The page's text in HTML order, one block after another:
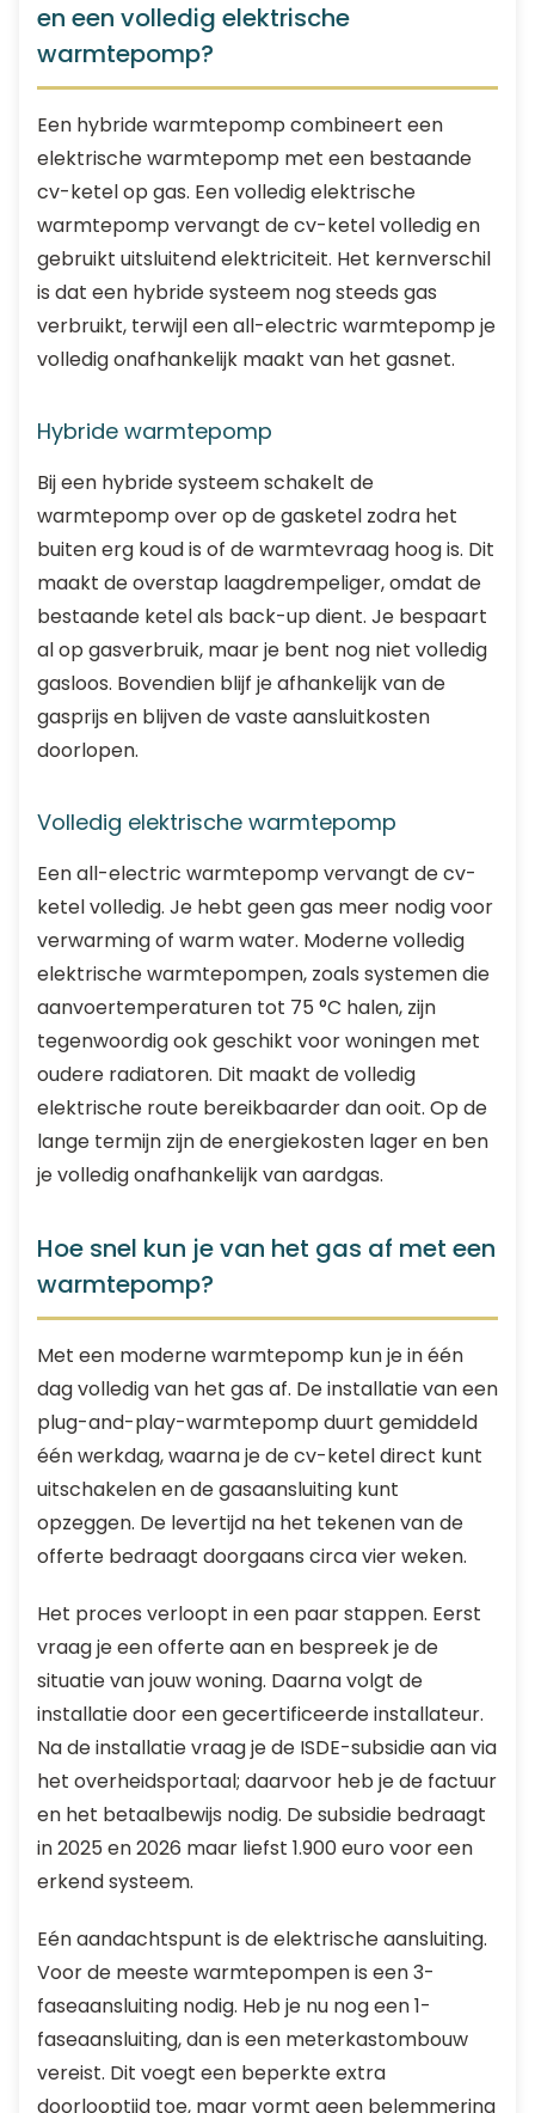
en een volledig elektrische
warmtepomp?
Een hybride warmtepomp combineert een
elektrische warmtepomp met een bestaande
cv-ketel op gas. Een volledig elektrische
warmtepomp vervangt de cv-ketel volledig en
gebruikt uitsluitend elektriciteit. Het kernverschil
is dat een hybride systeem nog steeds gas
verbruikt, terwijl een all-electric warmtepomp je
volledig onafhankelijk maakt van het gasnet.
Hybride warmtepomp
Bij een hybride systeem schakelt de
warmtepomp over op de gasketel zodra het
buiten erg koud is of de warmtevraag hoog is. Dit
maakt de overstap laagdrempeliger, omdat de
bestaande ketel als back-up dient. Je bespaart
al op gasverbruik, maar je bent nog niet volledig
gasloos. Bovendien blijf je afhankelijk van de
gasprijs en blijven de vaste aansluitkosten
doorlopen.
Volledig elektrische warmtepomp
Een all-electric warmtepomp vervangt de cv-
ketel volledig. Je hebt geen gas meer nodig voor
verwarming of warm water. Moderne volledig
elektrische warmtepompen, zoals systemen die
aanvoertemperaturen tot 75 °C halen, zijn
tegenwoordig ook geschikt voor woningen met
oudere radiatoren. Dit maakt de volledig
elektrische route bereikbaarder dan ooit. Op de
lange termijn zijn de energiekosten lager en ben
je volledig onafhankelijk van aardgas.
Hoe snel kun je van het gas af met een
warmtepomp?
Met een moderne warmtepomp kun je in één
dag volledig van het gas af. De installatie van een
plug-and-play-warmtepomp duurt gemiddeld
één werkdag, waarna je de cv-ketel direct kunt
uitschakelen en de gasaansluiting kunt
opzeggen. De levertijd na het tekenen van de
offerte bedraagt doorgaans circa vier weken.
Het proces verloopt in een paar stappen. Eerst
vraag je een offerte aan en bespreek je de
situatie van jouw woning. Daarna volgt de
installatie door een gecertificeerde installateur.
Na de installatie vraag je de ISDE-subsidie aan via
het overheidsportaal; daarvoor heb je de factuur
en het betaalbewijs nodig. De subsidie bedraagt
in 2025 en 2026 maar liefst 1.900 euro voor een
erkend systeem.
Eén aandachtspunt is de elektrische aansluiting.
Voor de meeste warmtepompen is een 3-
faseaansluiting nodig. Heb je nu nog een 1-
faseaansluiting, dan is een meterkastombouw
vereist. Dit voegt een beperkte extra
doorlooptijd toe, maar vormt geen belemmering